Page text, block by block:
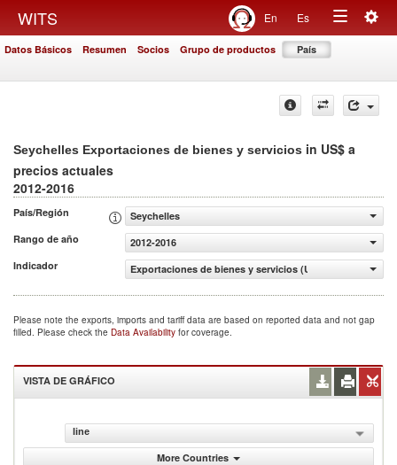
WITS En Es
Toggle
Datos Básicos Resumen Socios Grupo de productos País
Seychelles Exportaciones de bienes y servicios in US$ a
precios actuales
2012-2016
País/Región
Seychelles
Rango de año
2012-2016
Indicador
Exportaciones de bienes y servicios (US$ a precios
Please note the exports, imports and tariff data are based on reported data and not gap
filled. Please check the Data Availability for coverage.
VISTA DE GRÁFICO
line
More Countries